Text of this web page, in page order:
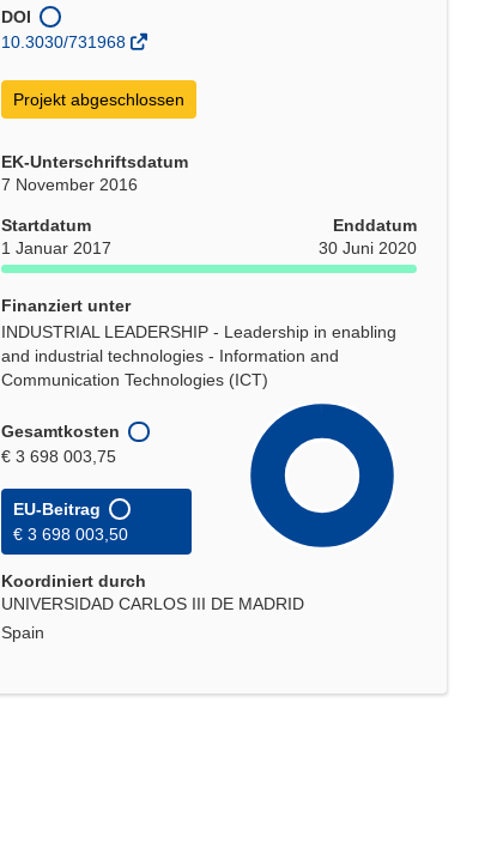
Fenster)
DOI
10.3030/731968
Projekt abgeschlossen
EK-Unterschriftsdatum
7 November 2016
Startdatum
1 Januar 2017
Enddatum
30 Juni 2020
Finanziert unter
INDUSTRIAL LEADERSHIP - Leadership in enabling
and industrial technologies - Information and
Communication Technologies (ICT)
Gesamtkosten
€ 3 698 003,75
EU-Beitrag
€ 3 698 003,50
Koordiniert durch
UNIVERSIDAD CARLOS III DE MADRID
Spain